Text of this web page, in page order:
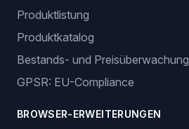
Produktlistung
Produktkatalog
Bestands- und Preisüberwachung
GPSR: EU-Compliance
BROWSER-ERWEITERUNGEN